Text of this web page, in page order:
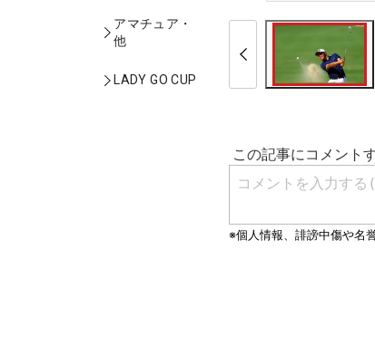
アマチュア・
他
LADY GO CUP